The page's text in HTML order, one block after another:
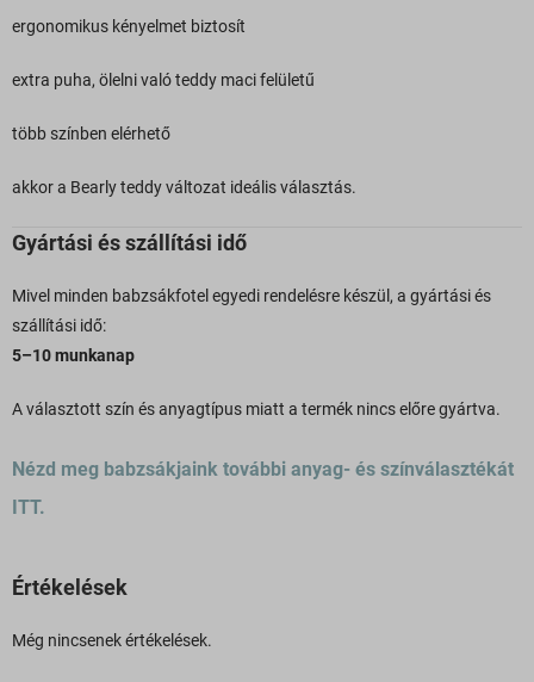
ergonomikus kényelmet biztosít
extra puha, ölelni való teddy maci felületű
több színben elérhető
akkor a Bearly teddy változat ideális választás.
Gyártási és szállítási idő
Mivel minden babzsákfotel egyedi rendelésre készül, a gyártási és
szállítási idő:
5–10 munkanap
A választott szín és anyagtípus miatt a termék nincs előre gyártva.
Nézd meg babzsákjaink további anyag- és színválasztékát
ITT.
Értékelések
Még nincsenek értékelések.